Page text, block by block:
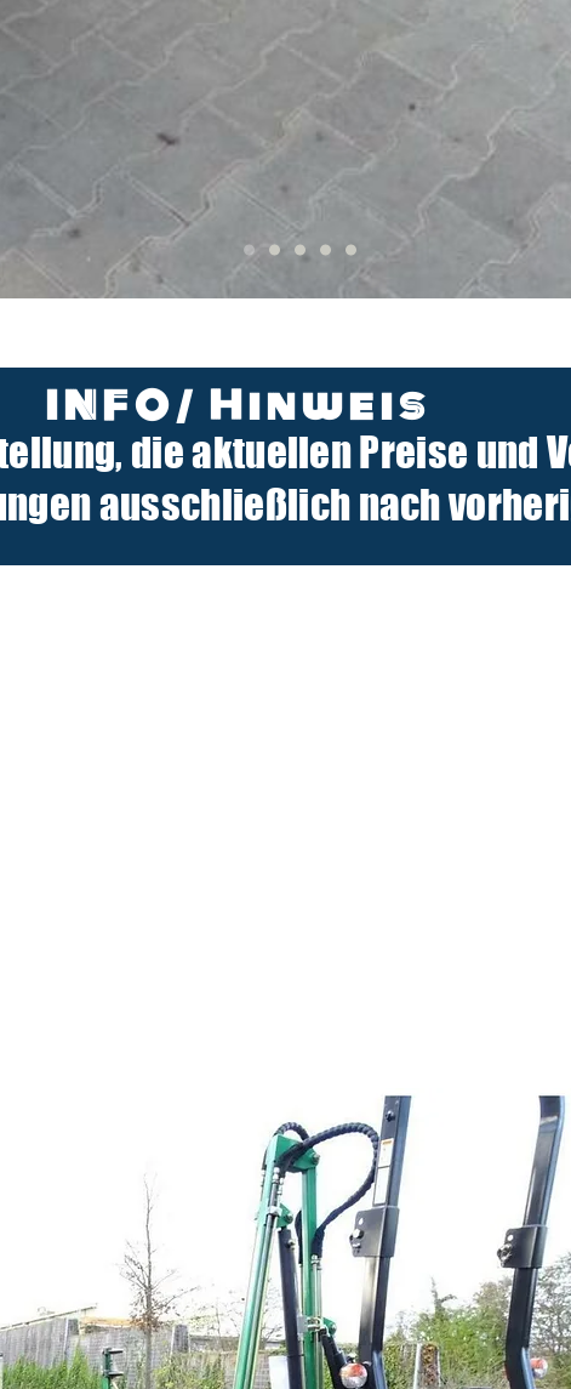
INFO/ Hinweis
die aktuellen Preise und
ausschließlich nach